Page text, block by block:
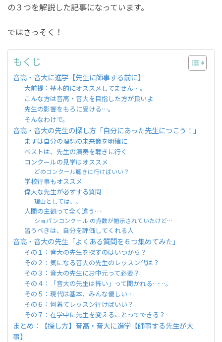
の３つを解説した記事になっています。
ではさっそく！
もくじ
音高・音大に進学【先生に師事する前に】
大前提：基本的にオススメしてません…。
こんな方は音高・音大を目指した方が良いよ
先生の影響をもろに受ける…。
そんなわけで。
音高・音大の先生の探し方「自分にあった先生につこう！」
まずは自分の理想の未来像を明確に
ベストは、先生の演奏を聴きに行く
コンクールの見学はオススメ
どのコンクール聴きに行けばいい？
学校行事もオススメ
偉大な先生が必ずする質問
理由としては、、
人間の主観って全く違う…
ショパンコンクール の点数が開示されていたけど…
習うべきは、自分を評価してくれる人
音高・音大の先生「よくある質問を６つ集めてみた」
その１：音大の先生を探すのはいつから？
その２：気になる音大の先生のレッスン代は？
その３：音大の先生にお中元って必要？
その４：「音大の先生は怖い」って聞かれる……。
その５：現代は基本、みんな優しい…
その６：何着てレッスン行けばいい？
その７：在学中に先生を変えることってできる？
まとめ：【探し方】音高・音大に進学【師事する先生が大
事】